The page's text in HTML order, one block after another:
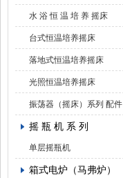
水 浴 恒 温 培 养 摇床
台式恒温培养摇床
落地式恒温培养摇床
光照恒温培养摇床
振荡器（摇床）系列 配件
摇 瓶 机 系 列
单层摇瓶机
箱式电炉（马弗炉）